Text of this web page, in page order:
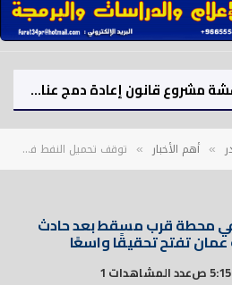
البرلمان التركي: يبدأ مناقشة مشروع قانون إعادة دمج عناصر «العمال الكردستاني» في الحياة المدنية
» أهم الأخبار » توقف تحميل النفط في محطة قرب مسقط بعد حادث انفجار.. وسلطات عمان تفتح تحقيقًا واسعًا
محطة قرب مسقط بعد حادث
تفتح تحقيقًا واسعًا
5:15 ص عدد المشاهدات 1